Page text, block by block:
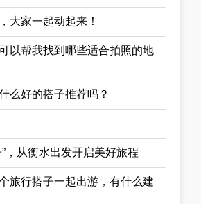
大家一起动起来！
以帮我找到哪些适合拍照的地
么好的搭子推荐吗？
，从衡水出发开启美好旅程
旅行搭子一起出游，有什么建